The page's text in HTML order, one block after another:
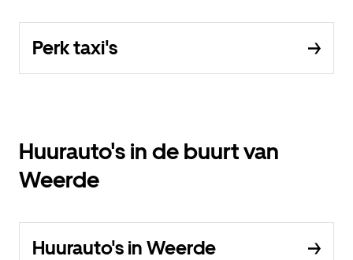
Perk taxi's
Huurauto's in de buurt van
Weerde
Huurauto's in Weerde